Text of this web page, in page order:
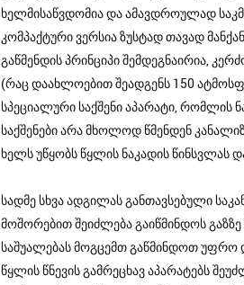
ხელმისაწვდომია და ამავდროულად
კომპაქტური ვერსია ზუსტად თავად
გაწმენდის პრინციპი შემდეგნაირია,
(რაც დაახლოებით შეადგენს 150
სპეციალური საქშენი აპარატი, რომლის
საქშენები არა მხოლოდ წმენდენ
ხელს უწყობს წყლის ნაკადის წინსვლას
სადმე სხვა ადგილას განთავსებული
მოშორებით შეიძლება გაიწმინდოს გაზზე
საშუალებას მოგცემთ გაწმინდოთ უფრო
წყლის წნევის გამრეცხავ აპარატებს